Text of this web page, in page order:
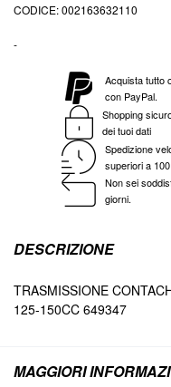
CODICE 002163632110
-
Acquista tutto
con PayPal.
Shopping
dei tuoi dati
Spedizione
superiori a
Non sei
giorni.
DESCRIZIONE
TRASMISSIONE
125-150CC 649347
MAGGIORI